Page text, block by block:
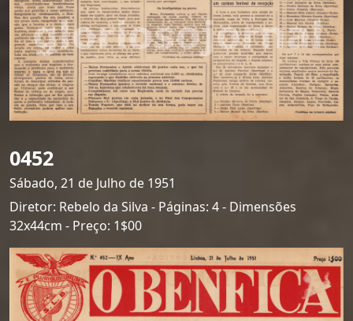
0452
Sábado, 21 de Julho de 1951
Diretor: Rebelo da Silva - Páginas: 4 - Dimensões
32x44cm - Preço: 1$00